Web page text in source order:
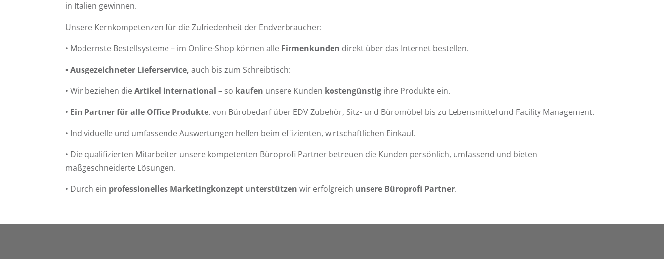
in Italien gewinnen.
Unsere Kernkompetenzen für die Zufriedenheit der Endverbraucher:
• Modernste Bestellsysteme – im Online-Shop können alle Firmenkunden direkt über das Internet bestellen.
• Ausgezeichneter Lieferservice, auch bis zum Schreibtisch:
• Wir beziehen dieArtikel international – so kaufen unsere Kunden kostengünstig ihre Produkte ein.
• Ein Partner für alle Office Produkte: von Bürobedarf über EDV Zubehör, Sitz- und Büromöbel bis zu Lebensmittel und Facility Management.
• Individuelle und umfassende Auswertungen helfen beim effizienten, wirtschaftlichen Einkauf.
• Die qualifizierten Mitarbeiter unsere kompetenten Büroprofi Partner betreuen die Kunden persönlich, umfassend und bieten
maßgeschneiderte Lösungen.
• Durch ein professionelles Marketingkonzept unterstützen wir erfolgreich unsere Büroprofi Partner.